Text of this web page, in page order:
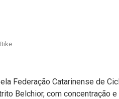
Federação Catarinense de
Belchior, com concentração